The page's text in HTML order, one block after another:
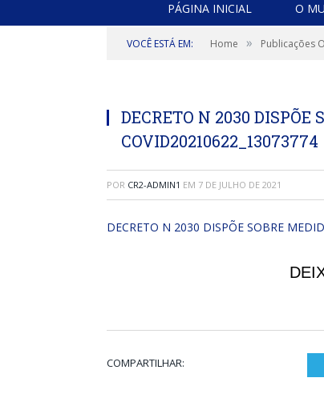
PÁGINA INICIAL O
VOCÊ ESTÁ EM: Home » Publicações
DECRETO N 2030 DISPÕE
COVID20210622_13073774
POR CR2-ADMIN1 EM 7 DE JULHO DE 2021
DECRETO N 2030 DISPÕE SOBRE
COMPARTILHAR: